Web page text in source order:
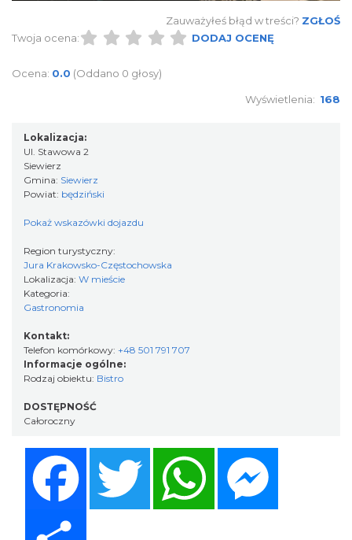
Zauważyłeś błąd w treści? ZGŁOŚ
Twoja ocena:
DODAJ OCENĘ
Ocena: 0.0 (Oddano 0 głosy)
Wyświetlenia: 168
Lokalizacja:
Ul. Stawowa 2
Siewierz
Gmina: Siewierz
Powiat: będziński
Pokaż wskazówki dojazdu
Region turystyczny:
Jura Krakowsko-Częstochowska
Lokalizacja: W mieście
Kategoria:
Gastronomia
Kontakt:
Telefon komórkowy: +48 501 791 707
Informacje ogólne:
Rodzaj obiektu: Bistro
DOSTĘPNOŚĆ
Całoroczny
Twitter WhatsApp